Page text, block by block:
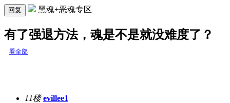
回复 黑魂+恶魂专区
有了强退方法，魂是不是就没难度了？
看全部
11楼 evillee1